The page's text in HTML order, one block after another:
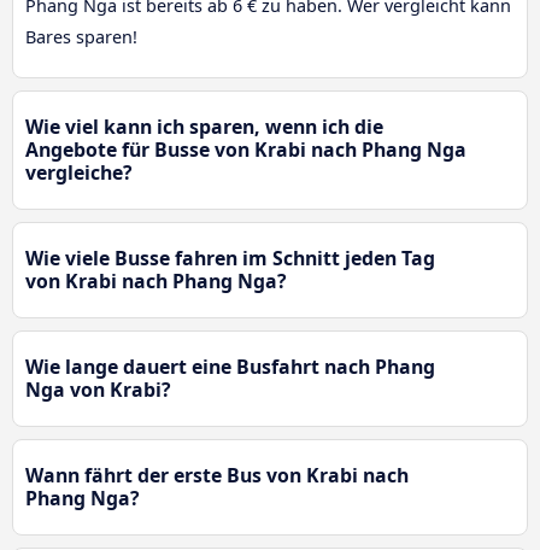
Phang Nga ist bereits ab 6 € zu haben. Wer vergleicht kann
Bares sparen!
Wie viel kann ich sparen, wenn ich die
Angebote für Busse von Krabi nach Phang Nga
vergleiche?
Wie viele Busse fahren im Schnitt jeden Tag
von Krabi nach Phang Nga?
Wie lange dauert eine Busfahrt nach Phang
Nga von Krabi?
Wann fährt der erste Bus von Krabi nach
Phang Nga?